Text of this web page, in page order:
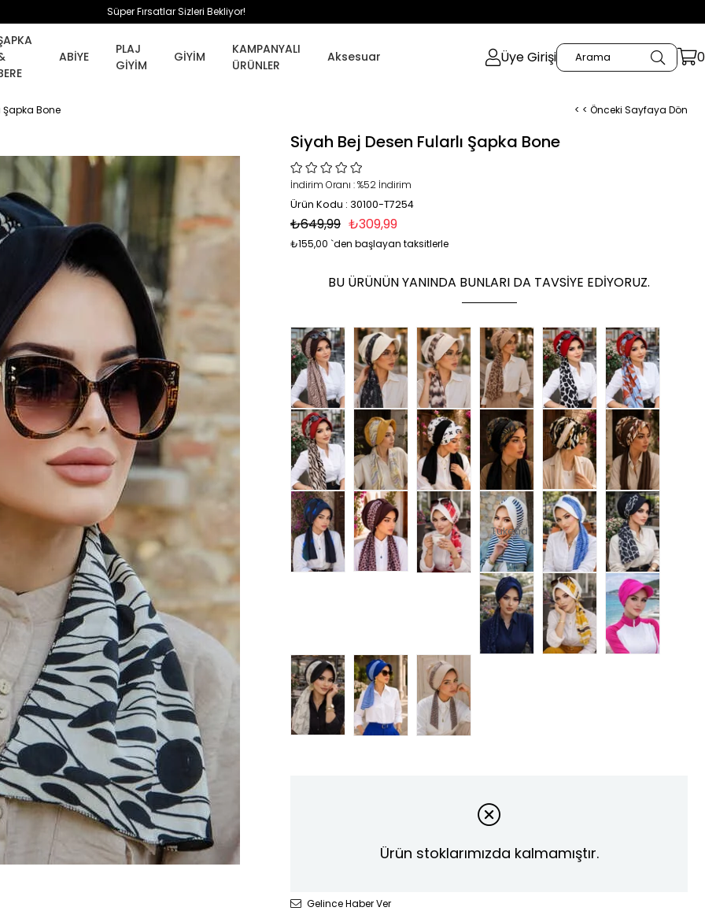
Süper Fırsatlar Sizleri Bekliyor!
ABİYE
PLAJ
GİYİM
GİYİM
KAMPANYALI
ÜRÜNLER
Aksesuar Üye Girişi 0
Şapka Bone < < Önceki Sayfaya Dön
Siyah Bej Desen Fularlı Şapka Bone
İndirim Oranı :%52 İndirim
Ürün Kodu : 30100-T7254
₺649,99 ₺309,99
₺155,00 `den başlayan taksitlerle
BU ÜRÜNÜN YANINDA BUNLARI DA TAVSIYE EDIYORUZ.
Tükendi
Ürün stoklarımızda kalmamıştır.
Gelince Haber Ver